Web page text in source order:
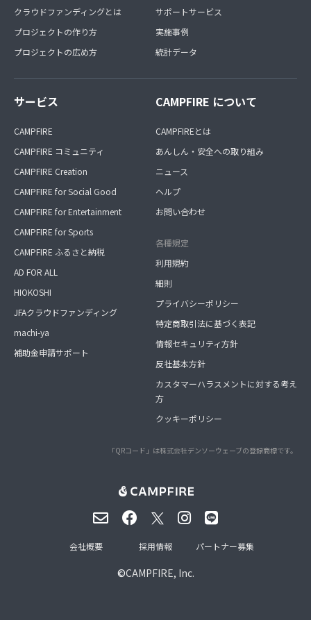
クラウドファンディングとは
プロジェクトの作り方
プロジェクトの広め方
サポートサービス
実施事例
統計データ
サービス
CAMPFIRE
CAMPFIRE コミュニティ
CAMPFIRE Creation
CAMPFIRE for Social Good
CAMPFIRE for Entertainment
CAMPFIRE for Sports
CAMPFIRE ふるさと納税
AD FOR ALL
HIOKOSHI
JFAクラウドファンディング
machi-ya
補助金申請サポート
CAMPFIRE について
CAMPFIREとは
あんしん・安全への取り組み
ニュース
ヘルプ
お問い合わせ
各種規定
利用規約
細則
プライバシーポリシー
特定商取引法に基づく表記
情報セキュリティ方針
反社基本方針
カスタマーハラスメントに対する考え
方
クッキーポリシー
「QRコード」は株式会社デンソーウェーブの登録商標です。
©CAMPFIRE, Inc.
会社概要 採用情報 パートナー募集